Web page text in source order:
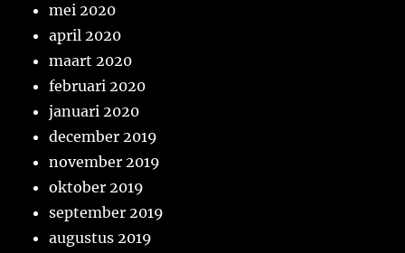
mei 2020
april 2020
maart 2020
februari 2020
januari 2020
december 2019
november 2019
oktober 2019
september 2019
augustus 2019